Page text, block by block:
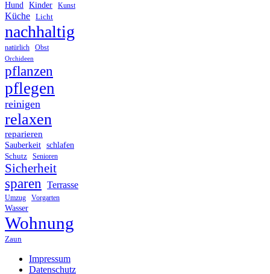
Hund Kinder Kunst
Küche Licht
nachhaltig
natürlich Obst
Orchideen
pflanzen
pflegen
reinigen
relaxen
reparieren
Sauberkeit schlafen
Schutz Senioren
Sicherheit
sparen Terrasse
Umzug Vorgarten
Wasser
Wohnung
Zaun
Impressum
Datenschutz